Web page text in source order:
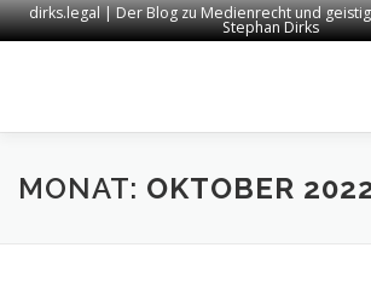
dirks.legal | Der Blog zu Medienrecht und
Stephan Dirks
START KONTAKT
MONAT: OKTOBER